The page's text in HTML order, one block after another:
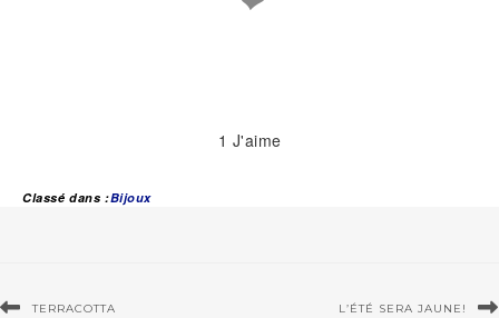
1 J'aime
Classé dans :Bijoux
TERRACOTTA L’ÉTÉ SERA JAUNE!